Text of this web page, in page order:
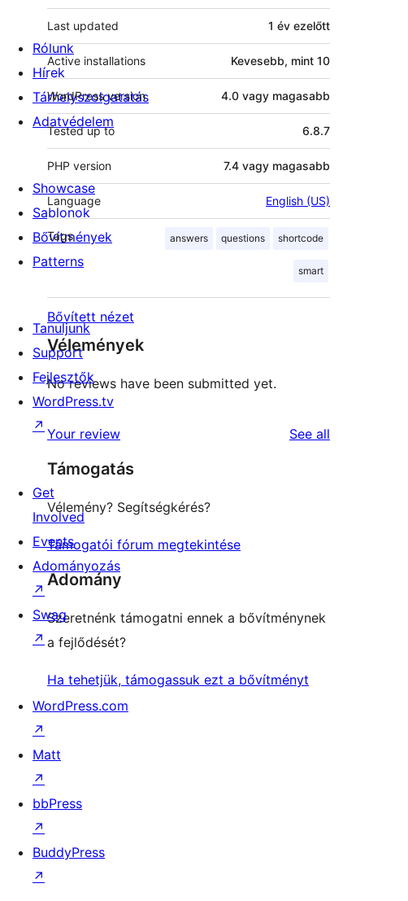
Last updated 1 év ezelőtt
Active installations Kevesebb, mint 10
WordPress version 4.0 vagy magasabb
Tested up to 6.8.7
PHP version 7.4 vagy magasabb
Language English (US)
Tags answers questions shortcode
smart
Bővített nézet
Vélemények
No reviews have been submitted yet.
Your review See all
Támogatás
Vélemény? Segítségkérés?
Támogatói fórum megtekintése
Adomány
Szeretnénk támogatni ennek a bővítménynek
a fejlődését?
Ha tehetjük, támogassuk ezt a bővítményt
Rólunk
Hírek
Tárhelyszolgatatás
Adatvédelem
Showcase
Sablonok
Bővítmények
Patterns
Tanuljunk
Support
Fejlesztők
WordPress.tv
↗
Get
Involved
Events
Adományozás
↗
Swag
↗
WordPress.com
↗
Matt
↗
bbPress
↗
BuddyPress
↗